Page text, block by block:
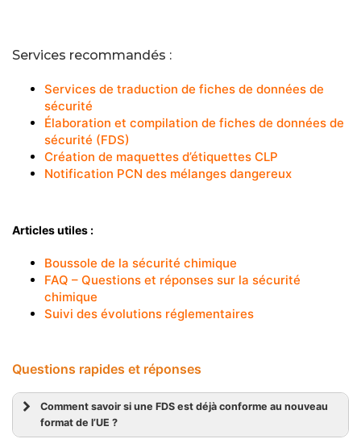
Services recommandés :
Services de traduction de fiches de données de
sécurité
Élaboration et compilation de fiches de données de
sécurité (FDS)
Création de maquettes d’étiquettes CLP
Notification PCN des mélanges dangereux
Articles utiles :
Boussole de la sécurité chimique
FAQ – Questions et réponses sur la sécurité
chimique
Suivi des évolutions réglementaires
Questions rapides et réponses
Comment savoir si une FDS est déjà conforme au nouveau
format de l’UE ?